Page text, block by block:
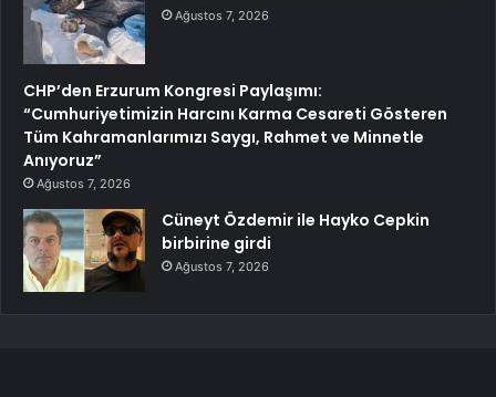
Ağustos 7, 2026
CHP’den Erzurum Kongresi Paylaşımı:
“Cumhuriyetimizin Harcını Karma Cesareti Gösteren
Tüm Kahramanlarımızı Saygı, Rahmet ve Minnetle
Anıyoruz”
Ağustos 7, 2026
Cüneyt Özdemir ile Hayko Cepkin
birbirine girdi
Ağustos 7, 2026